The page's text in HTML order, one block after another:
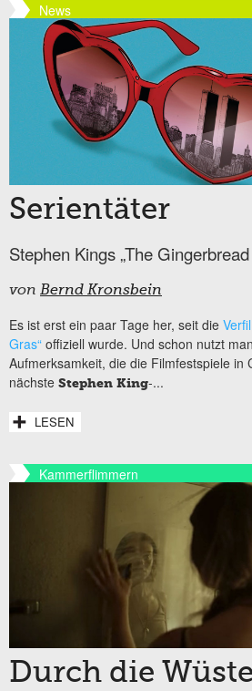
News
Serientäter
Stephen Kings „The
von Bernd Kronsbein
Es ist erst ein paar Tage her, seit die
Gras“ offiziell wurde. Und schon nutzt
Aufmerksamkeit, die die Filmfestspiele in
nächste Stephen King-...
LESEN
Kammerflimmern
Durch die Wüste